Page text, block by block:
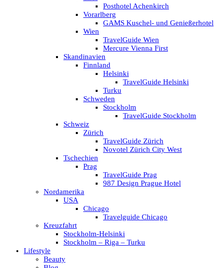
Posthotel Achenkirch
Vorarlberg
GAMS Kuschel- und Genießerhotel
Wien
TravelGuide Wien
Mercure Vienna First
Skandinavien
Finnland
Helsinki
TravelGuide Helsinki
Turku
Schweden
Stockholm
TravelGuide Stockholm
Schweiz
Zürich
TravelGuide Zürich
Novotel Zürich City West
Tschechien
Prag
TravelGuide Prag
987 Design Prague Hotel
Nordamerika
USA
Chicago
Travelguide Chicago
Kreuzfahrt
Stockholm-Helsinki
Stockholm – Riga – Turku
Lifestyle
Beauty